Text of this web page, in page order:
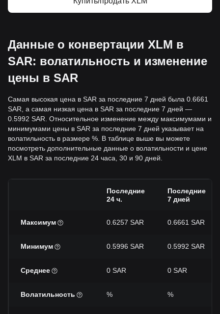
Данные о конвертации XLM в
SAR: волатильность и изменение
цены в SAR
Самая высокая цена в SAR за последние 7 дней была 0.6661
SAR, а самая низкая цена в SAR за последние 7 дней —
0.5992 SAR. Относительное изменение между максимумами и
минимумами цены в SAR за последние 7 дней указывает на
волатильность в размере %. В таблице выше вы можете
посмотреть дополнительные данные о волатильности и цене
XLM в SAR за последние 24 часа, 30 и 90 дней.
Последние
24 ч.
Последние
7 дней
Максимум 0.6257 SAR 0.6661 SAR
Минимум 0.5996 SAR 0.5992 SAR
Среднее 0 SAR 0 SAR
Волатильность % %